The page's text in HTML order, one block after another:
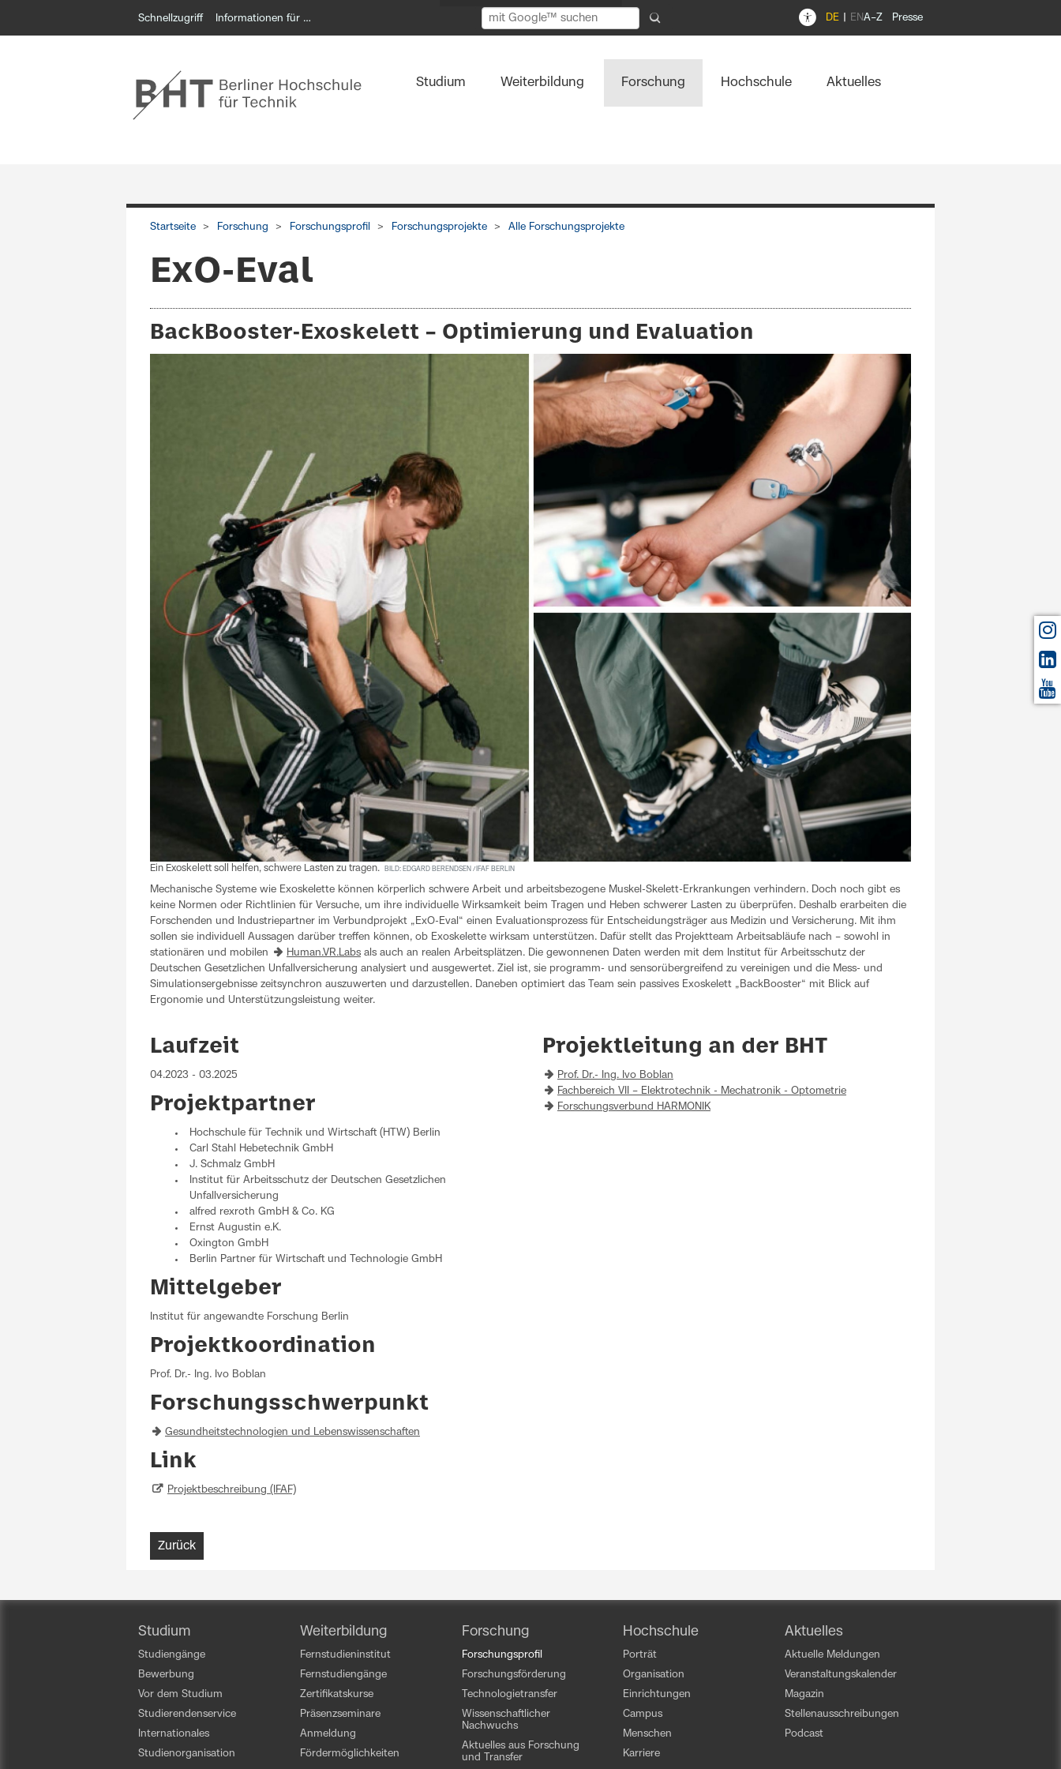
Schnellzugriff Informationen für … A–Z Presse
DE EN
Studium Weiterbildung Forschung Hochschule Aktuelles
Startseite Forschung Forschungsprofil Forschungsprojekte Alle Forschungsprojekte
ExO-Eval
BackBooster-Exoskelett – Optimierung und Evaluation
Ein Exoskelett soll helfen, schwere Lasten zu tragen. BILD: EDGARD BERENDSEN / IFAF BERLIN
Mechanische Systeme wie Exoskelette können körperlich schwere Arbeit und arbeitsbezogene Muskel-Skelett-Erkrankungen verhindern. Doch noch gibt es
keine Normen oder Richtlinien für Versuche, um ihre individuelle Wirksamkeit beim Tragen und Heben schwerer Lasten zu überprüfen. Deshalb erarbeiten die
Forschenden und Industriepartner im Verbundprojekt „ExO-Eval“ einen Evaluationsprozess für Entscheidungsträger aus Medizin und Versicherung. Mit ihm
sollen sie individuell Aussagen darüber treffen können, ob Exoskelette wirksam unterstützen. Dafür stellt das Projektteam Arbeitsabläufe nach – sowohl in
stationären und mobilen
Human.VR.Labs als auch an realen Arbeitsplätzen. Die gewonnenen Daten werden mit dem Institut für Arbeitsschutz der
Deutschen Gesetzlichen Unfallversicherung analysiert und ausgewertet. Ziel ist, sie programm- und sensorübergreifend zu vereinigen und die Mess- und
Simulationsergebnisse zeitsynchron auszuwerten und darzustellen. Daneben optimiert das Team sein passives Exoskelett „BackBooster“ mit Blick auf
Ergonomie und Unterstützungsleistung weiter.
Laufzeit
04.2023 - 03.2025
Projektpartner
Hochschule für Technik und Wirtschaft (HTW) Berlin
Carl Stahl Hebetechnik GmbH
J. Schmalz GmbH
Institut für Arbeitsschutz der Deutschen Gesetzlichen
Unfallversicherung
alfred rexroth GmbH & Co. KG
Ernst Augustin e.K.
Oxington GmbH
Berlin Partner für Wirtschaft und Technologie GmbH
Mittelgeber
Institut für angewandte Forschung Berlin
Projektkoordination
Prof. Dr.- Ing. Ivo Boblan
Forschungsschwerpunkt
Gesundheitstechnologien und Lebenswissenschaften
Link
Projektbeschreibung (IFAF)
Projektleitung an der BHT
Prof. Dr.- Ing. Ivo Boblan
Fachbereich VII – Elektrotechnik - Mechatronik - Optometrie
Forschungsverbund HARMONIK
Zurück
Studium
Studiengänge
Bewerbung
Vor dem Studium
Studierendenservice
Internationales
Studienorganisation
Weiterbildung
Fernstudieninstitut
Fernstudiengänge
Zertifikatskurse
Präsenzseminare
Anmeldung
Fördermöglichkeiten
Forschung
Forschungsprofil
Forschungsförderung
Technologietransfer
Wissenschaftlicher
Nachwuchs
Aktuelles aus Forschung
und Transfer
Hochschule
Porträt
Organisation
Einrichtungen
Campus
Menschen
Karriere
Aktuelles
Aktuelle Meldungen
Veranstaltungskalender
Magazin
Stellenausschreibungen
Podcast